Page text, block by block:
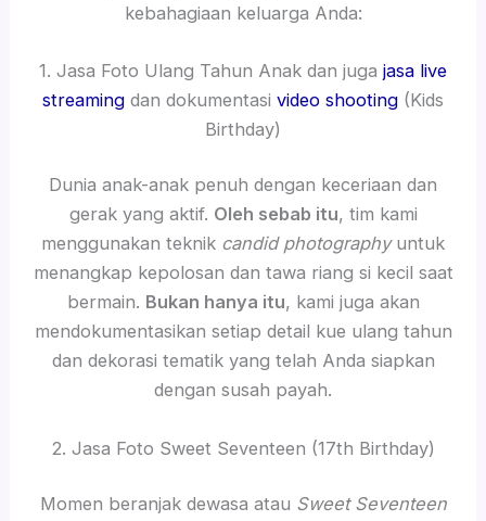
kebahagiaan keluarga Anda:
1. Jasa Foto Ulang Tahun Anak dan juga jasa live
streaming dan dokumentasi video shooting (Kids
Birthday)
Dunia anak-anak penuh dengan keceriaan dan
gerak yang aktif. Oleh sebab itu, tim kami
menggunakan teknik candid photographyuntuk
menangkap kepolosan dan tawa riang si kecil saat
bermain. Bukan hanya itu, kami juga akan
mendokumentasikan setiap detail kue ulang tahun
dan dekorasi tematik yang telah Anda siapkan
dengan susah payah.
2. Jasa Foto Sweet Seventeen (17th Birthday)
Momen beranjak dewasa atau Sweet Seventeen